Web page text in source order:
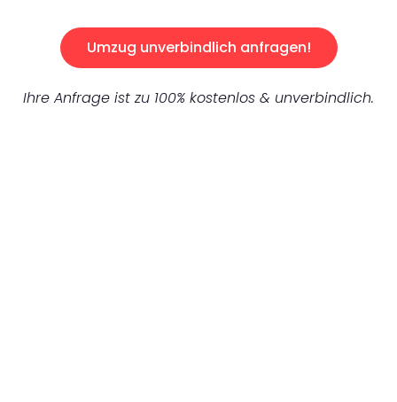
Umzug unverbindlich anfragen!
Ihre Anfrage ist zu 100% kostenlos & unverbindlich.